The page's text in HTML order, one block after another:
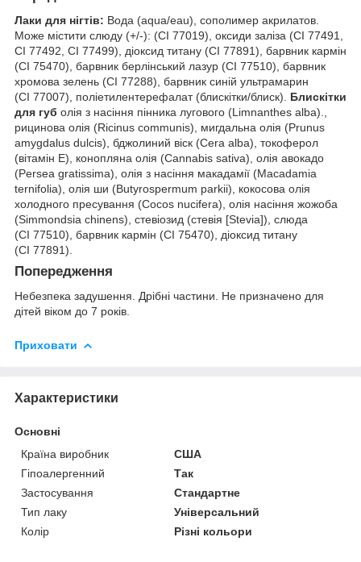
Лаки для нігтів: Вода (aqua/eau), сополимер акрилатов.
Може містити слюду (+/-): (CI 77019), оксиди заліза (CI 77491,
CI 77492, CI 77499), діоксид титану (CI 77891), барвник кармін
(CI 75470), барвник берлінський лазур (CI 77510), барвник
хромова зелень (CI 77288), барвник синій ультрамарин
(CI 77007), поліетилентерефалат (блискітки/блиск). Блискітки
для губ олія з насіння пінника лугового (Limnanthes alba).,
рицинова олія (Ricinus communis), мигдальна олія (Prunus
amygdalus dulcis), бджолиний віск (Cera alba), токоферол
(вітамін Е), конопляна олія (Cannabis sativa), олія авокадо
(Persea gratissima), олія з насіння макадамії (Macadamia
ternifolia), олія ши (Butyrospermum parkii), кокосова олія
холодного пресування (Cocos nucifera), олія насіння жожоба
(Simmondsia chinens), стевіозид (стевія [Stevia]), слюда
(CI 77510), барвник кармін (CI 75470), діоксид титану
(CI 77891).
Попередження
Небезпека задушення. Дрібні частини. Не призначено для
дітей віком до 7 років.
Приховати
Характеристики
Основні
Країна виробник
США
Гіпоалергенний
Так
Застосування
Стандартне
Тип лаку
Універсальний
Колір
Різні кольори